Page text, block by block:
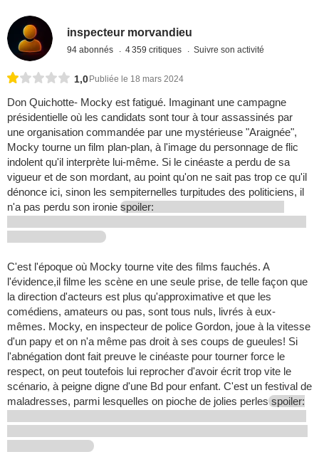
inspecteur morvandieu
94 abonnés 4 359 critiques Suivre son activité
1,0 Publiée le 18 mars 2024
Don Quichotte- Mocky est fatigué. Imaginant une campagne
présidentielle où les candidats sont tour à tour assassinés par
une organisation commandée par une mystérieuse "Araignée",
Mocky tourne un film plan-plan, à l'image du personnage de flic
indolent qu'il interprète lui-même. Si le cinéaste a perdu de sa
vigueur et de son mordant, au point qu'on ne sait pas trop ce qu'il
dénonce ici, sinon les sempiternelles turpitudes des politiciens, il
n'a pas perdu son ironie spoiler:
C'est l'époque où Mocky tourne vite des films fauchés. A
l'évidence,il filme les scène en une seule prise, de telle façon que
la direction d'acteurs est plus qu'approximative et que les
comédiens, amateurs ou pas, sont tous nuls, livrés à eux-
mêmes. Mocky, en inspecteur de police Gordon, joue à la vitesse
d'un papy et on n'a même pas droit à ses coups de gueules! Si
l'abnégation dont fait preuve le cinéaste pour tourner force le
respect, on peut toutefois lui reprocher d'avoir écrit trop vite le
scénario, à peigne digne d'une Bd pour enfant. C'est un festival de
maladresses, parmi lesquelles on pioche de jolies perles spoiler: